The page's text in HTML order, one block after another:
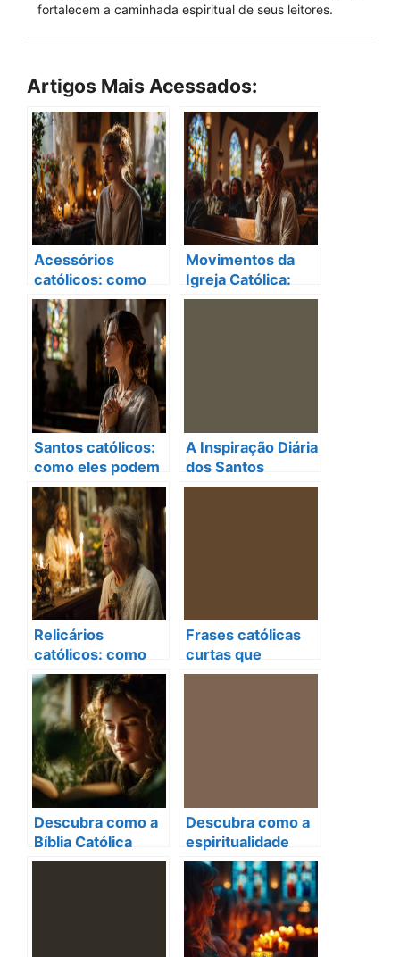
fortalecem a caminhada espiritual de seus leitores.
Artigos Mais Acessados:
Acessórios
católicos: como
eles podem
renovar sua vida
espiritual
diariamente
Movimentos da
Igreja Católica:
Como Eles
Santos católicos:
como eles podem
transformar sua
vida hoje
A Inspiração Diária
dos Santos
Católicos em
Relicários
católicos: como
eles transformam
sua fé e renovam
sua esperança
espiritual
Frases católicas
curtas que
transformam sua
Descubra como a
Bíblia Católica
transforma vidas e
Descubra como a
espiritualidade
católica
transforma vidas
diariamente